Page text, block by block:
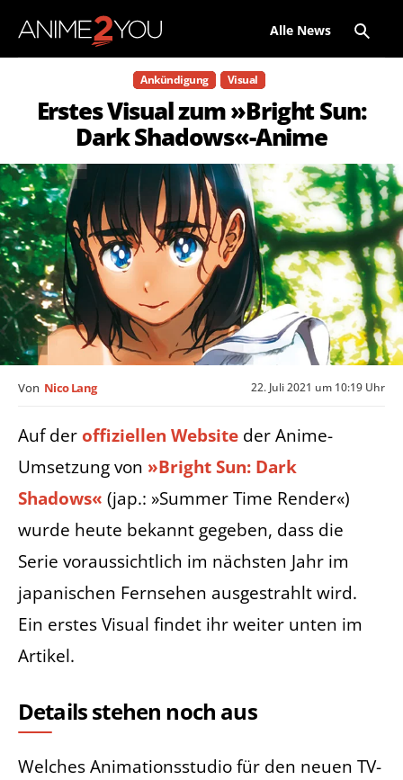
Alle News
Ankündigung Visual
Erstes Visual zum »Bright Sun:
Dark Shadows«-Anime
22. Juli 2021 um 10:19 Uhr
Von Nico Lang
Auf der offiziellen Website der Anime-
Umsetzung von »Bright Sun: Dark
Shadows« (jap.: »Summer Time Render«)
wurde heute bekannt gegeben, dass die
Serie voraussichtlich im nächsten Jahr im
japanischen Fernsehen ausgestrahlt wird.
Ein erstes Visual findet ihr weiter unten im
Artikel.
Details stehen noch aus
Welches Animationsstudio für den neuen TV-